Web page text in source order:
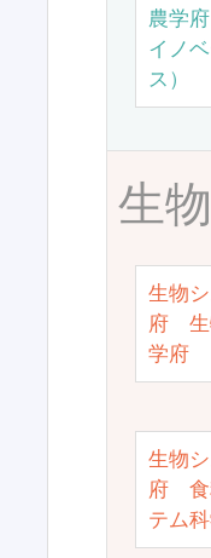
農学
イノ
ス）
生
生物
府 生
学府
生物
府 食
テム